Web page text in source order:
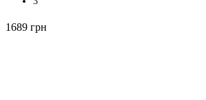
1689 грн